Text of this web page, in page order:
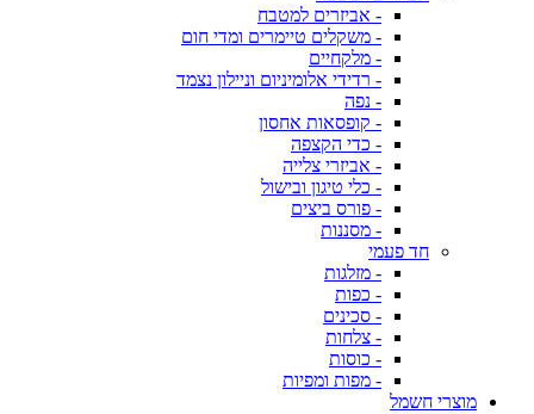
- אביזרים למטבח
- משקלים טיימרים ומדי חום
- מלקחיים
- רדידי אלומיניום וניילון נצמד
- נפה
- קופסאות אחסון
- כדי הקצפה
- אביזרי צלייה
- כלי טיגון ובישול
- פורס ביצים
- מסננות
חד פעמי
- מזלגות
- כפות
- סכינים
- צלחות
- כוסות
- מפות ומפיות
מוצרי חשמל